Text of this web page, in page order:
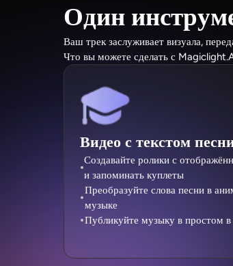
Один
Ваш трек заслуживает визуала,
Что вы можете сделать с
Видео с текстом
Создавайте ролики с
и запоминать куплеты
Преобразуйте слова песни в
музыке
Публикуйте музыку в простом